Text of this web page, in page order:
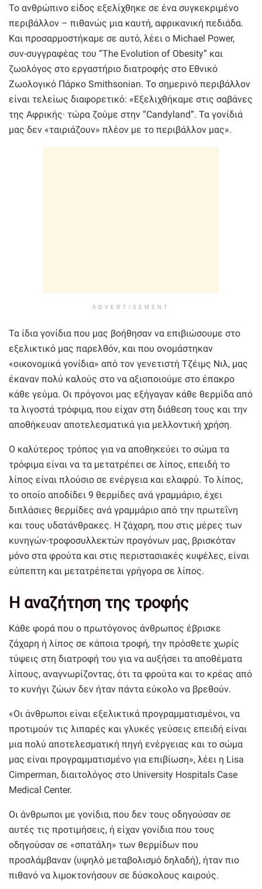
Το ανθρώπινο είδος εξελίχθηκε σε ένα συγκεκριμένο
περιβάλλον – πιθανώς μια καυτή, αφρικανική πεδιάδα.
Και προσαρμοστήκαμε σε αυτό, λέει ο Michael Power,
συν-συγγραφέας του “The Evolution of Obesity” και
ζωολόγος στο εργαστήριο διατροφής στο Εθνικό
Ζωολογικό Πάρκο Smithsonian. Το σημερινό περιβάλλον
είναι τελείως διαφορετικό: «Εξελιχθήκαμε στις σαβάνες
της Αφρικής· τώρα ζούμε στην “Candyland”. Τα γονίδιά
μας δεν «ταιριάζουν» πλέον με το περιβάλλον μας».
ADVERTISEMENT
Τα ίδια γονίδια που μας βοήθησαν να επιβιώσουμε στο
εξελικτικό μας παρελθόν, και που ονομάστηκαν
«οικονομικά γονίδια» από τον γενετιστή Τζέιμς Νιλ, μας
έκαναν πολύ καλούς στο να αξιοποιούμε στο έπακρο
κάθε γεύμα. Οι πρόγονοι μας εξήγαγαν κάθε θερμίδα από
τα λιγοστά τρόφιμα, που είχαν στη διάθεση τους και την
αποθήκευαν αποτελεσματικά για μελλοντική χρήση.
Ο καλύτερος τρόπος για να αποθηκεύει το σώμα τα
τρόφιμα είναι να τα μετατρέπει σε λίπος, επειδή το
λίπος είναι πλούσιο σε ενέργεια και ελαφρύ. Το λίπος,
το οποίο αποδίδει 9 θερμίδες ανά γραμμάριο, έχει
διπλάσιες θερμίδες ανά γραμμάριο από την πρωτεΐνη
και τους υδατάνθρακες. Η ζάχαρη, που στις μέρες των
κυνηγών-τροφοσυλλεκτών προγόνων μας, βρισκόταν
μόνο στα φρούτα και στις περιστασιακές κυψέλες, είναι
εύπεπτη και μετατρέπεται γρήγορα σε λίπος.
Η αναζήτηση της τροφής
Κάθε φορά που ο πρωτόγονος άνθρωπος έβρισκε
ζάχαρη ή λίπος σε κάποια τροφή, την πρόσθετε χωρίς
τύψεις στη διατροφή του για να αυξήσει τα αποθέματα
λίπους, αναγνωρίζοντας, ότι τα φρούτα και το κρέας από
το κυνήγι ζώων δεν ήταν πάντα εύκολο να βρεθούν.
«Οι άνθρωποι είναι εξελικτικά προγραμματισμένοι, να
προτιμούν τις λιπαρές και γλυκές γεύσεις επειδή είναι
μια πολύ αποτελεσματική πηγή ενέργειας και το σώμα
μας είναι προγραμματισμένο για επιβίωση», λέει η Lisa
Cimperman, διαιτολόγος στο University Hospitals Case
Medical Center.
Οι άνθρωποι με γονίδια, που δεν τους οδηγούσαν σε
αυτές τις προτιμήσεις, ή είχαν γονίδια που τους
οδηγούσαν σε «σπατάλη» των θερμίδων που
προσλάμβαναν (υψηλό μεταβολισμό δηλαδή), ήταν πιο
πιθανό να λιμοκτονήσουν σε δύσκολους καιρούς.